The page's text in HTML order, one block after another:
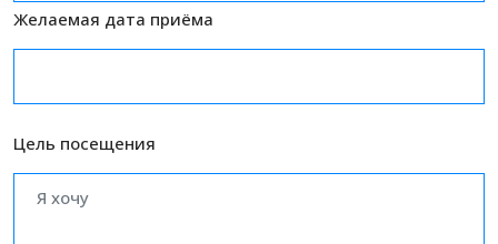
Желаемая дата приёма
Цель посещения